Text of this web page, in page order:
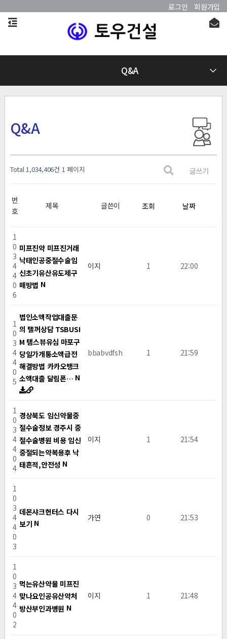
로그인 회원가입
Q&A
Q&A
Total 1,034,406건 1 페이지 글쓰기
번
호
제목 글쓴이 조회 날짜
1
0
3
4
4
0
6
미프진약 미프진거래
낙태인공중절수술임
신초기유산유도제구
매방법 N
이지 1 22:00
1
0
3
4
4
0
5
법인소액작업대출문
의 탤꺼상담 TSBUSI
M 탬스뷰유심 마포구
당일가개통소액급전
해결방법 카카오뱅크
소액대출 달림폰… N
bbabvdfsh 1 21:59
1
0
3
4
4
0
4
경상북도 임신약물중
절수술정보 경주시 중
절수술병원 비용 임신
중절되는약복용후 낙
태흔적,안전성 N
이지 1 21:54
1
0
3
4
4
0
3
데몬샤크헌터스 다시
보기 N
가연 0 21:53
1
0
3
4
4
0
2
먹는유산약물 미프진
맞나요인공유산약처
방산부인과병원 N
이지 1 21:48